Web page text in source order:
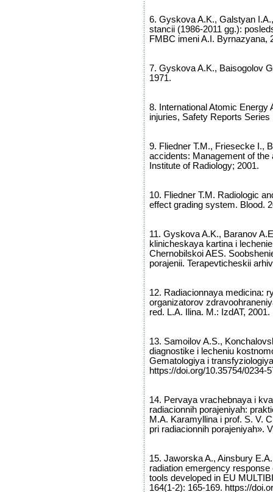
6. Gyskova A.K., Galstyan
stancii (1986-2011 gg.):
FMBC imeni A.I. Byrnazyana,
7. Gyskova A.K., Baisogolov
1971.
8. International Atomic Energy
injuries, Safety Reports
9. Fliedner T.M., Friesecke I.,
accidents: Management of
Institute of Radiology; 2001.
10. Fliedner T.M. Radiologic
effect grading system. Blood.
11. Gyskova A.K., Baranov
klinicheskaya kartina i
Chernobilskoi AES.
porajenii. Terapevticheskii
12. Radiacionnaya medicina:
organizatorov
red. L.A. Ilina. M.: IzdAT, 2001.
13. Samoilov A.S.,
diagnostike i lecheniu
Gematologiya i
https://doi.org/10.35754/0234-
14. Pervaya vrachebnaya i
radiacionnih porajeniyah:
M.A. Karamyllina i prof. S. V.
pri radiacionnih porajeniyah».
15. Jaworska A., Ainsbury
radiation emergency
tools developed in EU
164(1-2): 165-169. https://